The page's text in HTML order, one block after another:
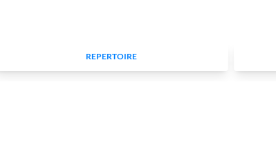
REPERTOIRE